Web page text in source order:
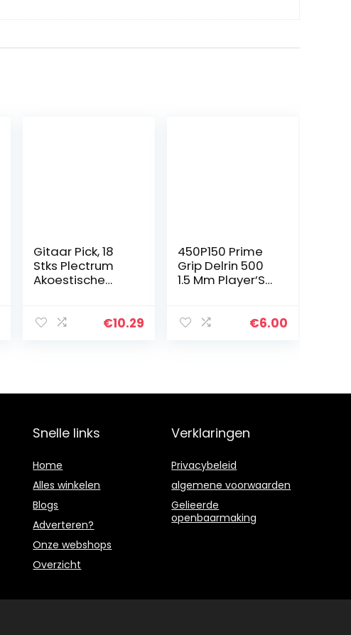
Gitaar Pick, 18
Stks Plectrum
Akoestische
Originele Geluid
€10.29
450P150 Prime
Grip Delrin 500
1.5 Mm Player’S
€6.00
Snelle links
Home
Alles winkelen
Blogs
Adverteren?
Onze webshops
Overzicht
Verklaringen
Privacybeleid
algemene voorwaarden
Gelieerde
openbaarmaking